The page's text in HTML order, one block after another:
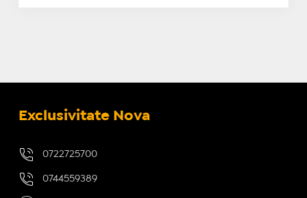
Exclusivitate Nova
0722725700
0744559389